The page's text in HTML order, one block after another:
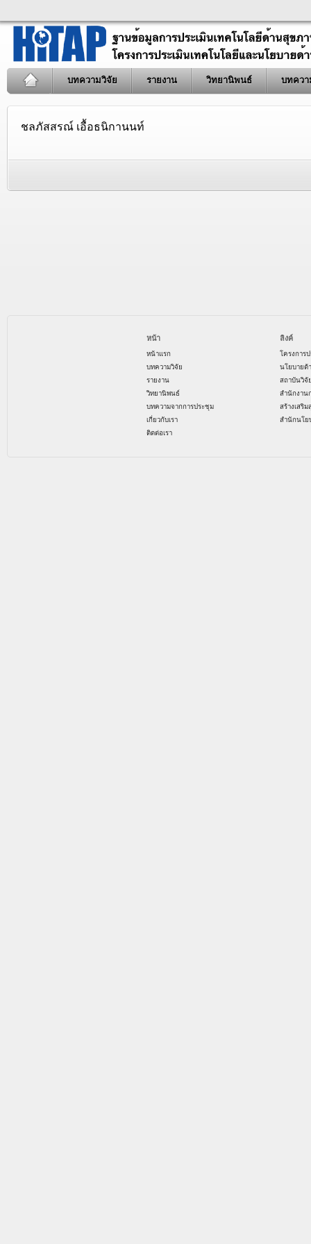
บทความวิจัย รายงาน วิทยานิพนธ์ บทควา
ชลภัสสรณ์ เอื้อธนิกานนท์
หน้า
หน้าแรก
บทความวิจัย
รายงาน
วิทยานิพนธ์
บทความจากการประชุม
เกี่ยวกับเรา
ติดต่อเรา
ลิงค์
โครงการ
นโยบายด้
สถาบันวิจั
สำนักงาน
สร้างเสริ
สำนักนโย